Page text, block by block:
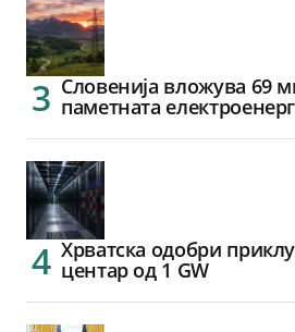
Словенија вложува 69
паметната
Хрватска одобри
центар од 1 GW